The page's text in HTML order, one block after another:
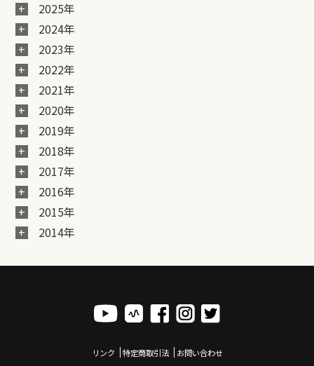
2025年
2024年
2023年
2022年
2021年
2020年
2019年
2018年
2017年
2016年
2015年
2014年
リンク 特定商取引法 お問い合わせ